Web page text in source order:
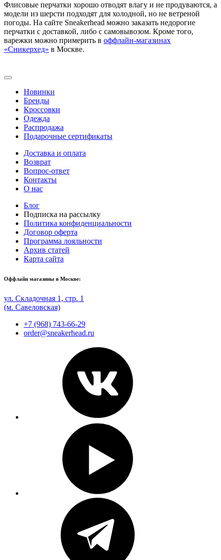
Флисовые перчатки хорошо отводят влагу и не продуваются, а
модели из шерсти подходят для холодной, но не ветреной
погоды. На сайте Sneakerhead можно заказать недорогие
перчатки с доставкой, либо с самовывозом. Кроме того,
варежки можно примерить в оффлайн-магазинах
«Сникерхед» в Москве.
Новинки
Бренды
Кроссовки
Одежда
Распродажа
Подарочные сертификаты
Доставка и оплата
Возврат
Вопрос-ответ
Контакты
О нас
Блог
Подписка на рассылку
Политика конфиденциальности
Договор оферта
Программа лояльности
Архив статей
Карта сайта
Оффлайн магазины в Москве:
ул. Складочная 1, стр. 1
(м. Савеловская)
+7 (968) 743-66-29
order@sneakerhead.ru